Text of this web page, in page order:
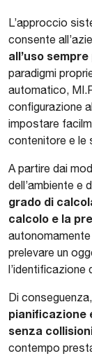
L’approccio
consente
all’uso
paradigmi
automatico,
configurazione
impostare
contenitore e le
A partire dai
dell’ambiente e
grado di
calcolo e la
prelevare un
l’identificazione
Di conseguenza,
pianificazione
senza
contempo